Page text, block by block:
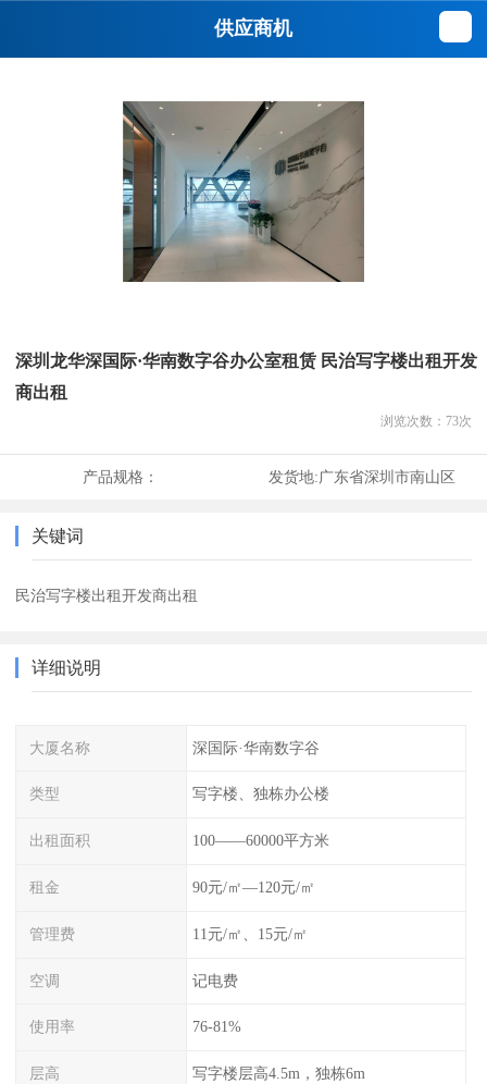
供应商机
深圳龙华深国际·华南数字谷办公室租赁 民治写字楼出租开发
商出租
浏览次数： 73次
产品规格： 发货地:广东省深圳市南山区
关键词
民治写字楼出租开发商出租
详细说明
大厦名称 深国际·华南数字谷
类型 写字楼、独栋办公楼
出租面积 100——60000平方米
租金 90元/㎡—120元/㎡
管理费 11元/㎡、15元/㎡
空调 记电费
使用率 76-81%
层高 写字楼层高4.5m，独栋6m